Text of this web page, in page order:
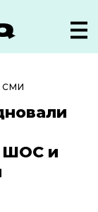
СМИ
ШОС и